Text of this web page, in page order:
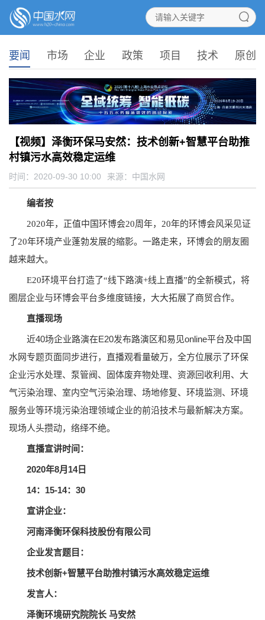
要闻 市场 企业 政策 项目 技术 原创
【视频】泽衡环保马安然：技术创新+智慧平台助推
村镇污水高效稳定运维
时间：2020-09-30 10:00 来源： 中国水网
编者按
2020年，正值中国环博会20周年，20年的环博会风采见证
了20年环境产业蓬勃发展的缩影。一路走来，环博会的朋友圈
越来越大。
E20环境平台打造了“线下路演+线上直播”的全新模式，将
圈层企业与环博会平台多维度链接，大大拓展了商贸合作。
直播现场
近40场企业路演在E20发布路演区和易见online平台及中国
水网专题页面同步进行，直播观看量破万，全方位展示了环保
企业污水处理、泵管阀、固体废弃物处理、资源回收利用、大
气污染治理、室内空气污染治理、场地修复、环境监测、环境
服务业等环境污染治理领域企业的前沿技术与最新解决方案。
现场人头攒动，络绎不绝。
直播宣讲时间：
2020年8月14日
14：15-14：30
宣讲企业：
河南泽衡环保科技股份有限公司
企业发言题目：
技术创新+智慧平台助推村镇污水高效稳定运维
发言人：
泽衡环境研究院院长 马安然